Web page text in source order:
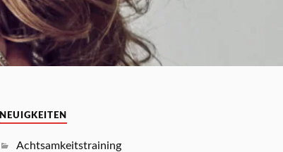
NEUIGKEITEN
Achtsamkeitstraining